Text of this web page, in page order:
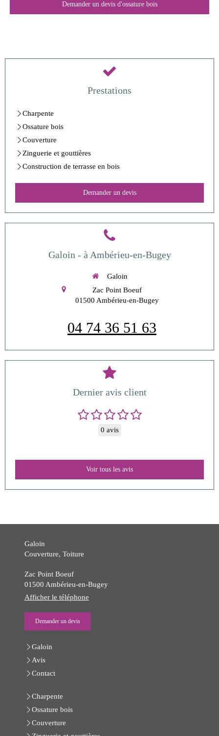
Demander un devis d'ossature bois
Prestations
Charpente
Ossature bois
Couverture
Zinguerie et gouttières
Construction de terrasse en bois
Demander un devis
Galoin - à Ambérieu-en-Bugey
Galoin
Zac Point Boeuf
01500 Ambérieu-en-Bugey
04 74 36 51 63
Dernier avis client
0 avis
Voir tous les avis
Galoin
Couverture, Toiture
Zac Point Boeuf
01500 Ambérieu-en-Bugey
Afficher le téléphone
Demander un devis
Galoin
Avis
Contact
Charpente
Ossature bois
Couverture